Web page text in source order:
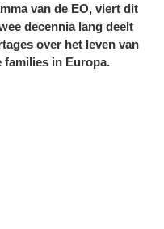
van de EO, viert dit
decennia lang deelt
over het leven van
families in Europa.